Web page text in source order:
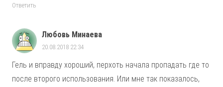
Ответить
Любовь Минаева
20.08.2018 22:34
Гель и вправду хороший, перхоть начала пропадать где то
после второго использования. Или мне так показалось,